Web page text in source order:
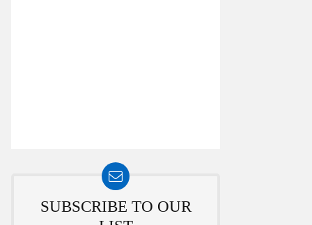
SUBSCRIBE TO OUR